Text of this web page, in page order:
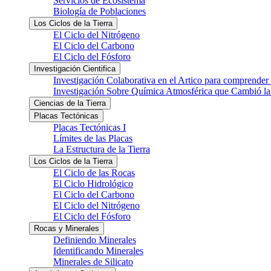
Biología de Poblaciones
Los Ciclos de la Tierra
El Ciclo del Nitrógeno
El Ciclo del Carbono
El Ciclo del Fósforo
Investigación Cientifica
Investigación Colaborativa en el Artico para
Investigación Sobre Química Atmosférica que Cambió
Ciencias de la Tierra
Placas Tectónicas
Placas Tectónicas I
Límites de las Placas
La Estructura de la Tierra
Los Ciclos de la Tierra
El Ciclo de las Rocas
El Ciclo Hidrológico
El Ciclo del Carbono
El Ciclo del Nitrógeno
El Ciclo del Fósforo
Rocas y Minerales
Definiendo Minerales
Identificando Minerales
Minerales de Silicato